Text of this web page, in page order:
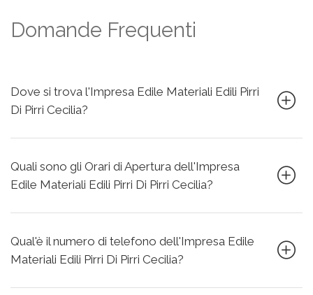
Domande Frequenti
Dove si trova l'Impresa Edile Materiali Edili Pirri
Di Pirri Cecilia?
Quali sono gli Orari di Apertura dell'Impresa
Edile Materiali Edili Pirri Di Pirri Cecilia?
Qual'è il numero di telefono dell'Impresa Edile
Materiali Edili Pirri Di Pirri Cecilia?